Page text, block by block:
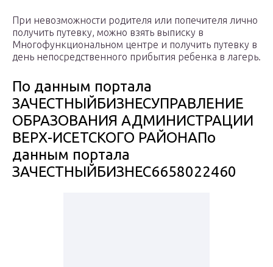
При невозможности родителя или попечителя лично
получить путевку, можно взять выписку в
Многофункциональном центре и получить путевку в
день непосредственного прибытия ребенка в лагерь.
По данным портала
ЗАЧЕСТНЫЙБИЗНЕСУПРАВЛЕНИЕ
ОБРАЗОВАНИЯ АДМИНИСТРАЦИИ
ВЕРХ-ИСЕТСКОГО РАЙОНАПо
данным портала
ЗАЧЕСТНЫЙБИЗНЕС6658022460